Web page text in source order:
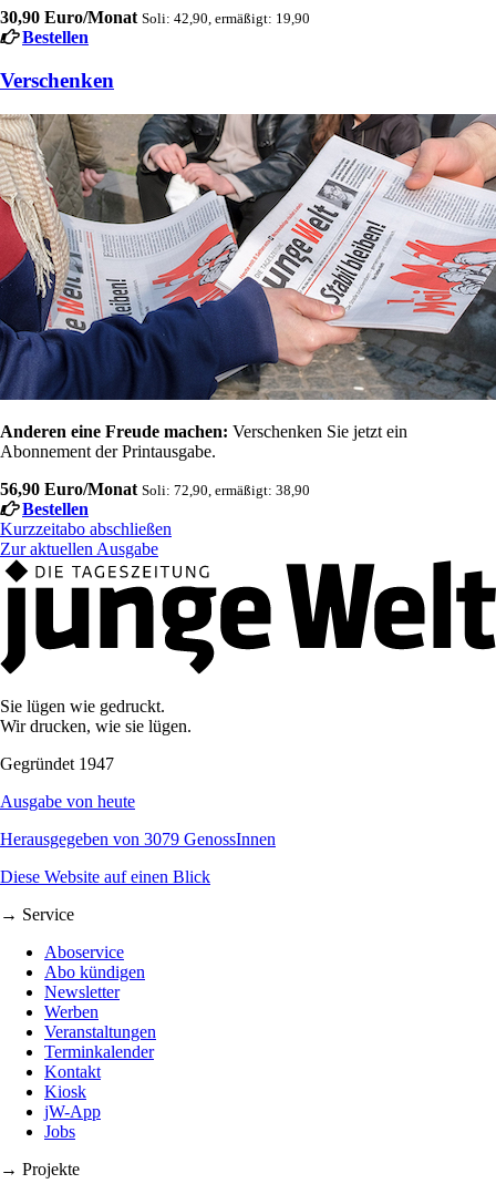
30,90 Euro/Monat Soli: 42,90, ermäßigt: 19,90
Bestellen
Verschenken
Anderen eine Freude machen: Verschenken Sie jetzt ein
Abonnement der Printausgabe.
56,90 Euro/Monat Soli: 72,90, ermäßigt: 38,90
Bestellen
Kurzzeitabo abschließen
Zur aktuellen Ausgabe
Sie lügen wie gedruckt.
Wir drucken, wie sie lügen.
Gegründet 1947
Ausgabe von heute
Herausgegeben von 3079 GenossInnen
Diese Website auf einen Blick
→ Service
Aboservice
Abo kündigen
Newsletter
Werben
Veranstaltungen
Terminkalender
Kontakt
Kiosk
jW-App
Jobs
→ Projekte